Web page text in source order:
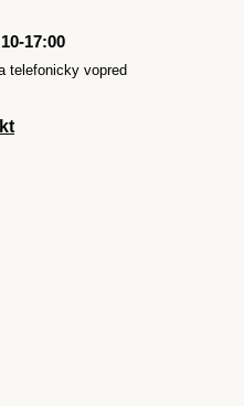
17:00
telefonicky vopred